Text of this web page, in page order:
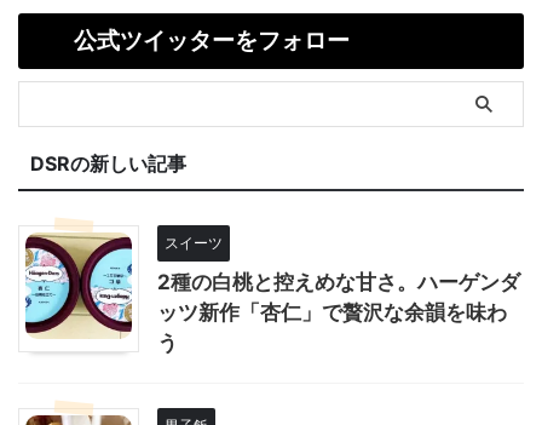
公式ツイッターをフォロー
DSRの新しい記事
スイーツ
2種の白桃と控えめな甘さ。ハーゲンダ
ッツ新作「杏仁」で贅沢な余韻を味わ
う